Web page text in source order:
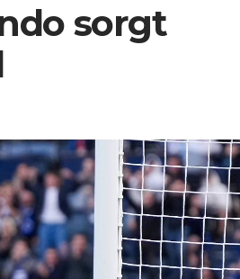
sorgt